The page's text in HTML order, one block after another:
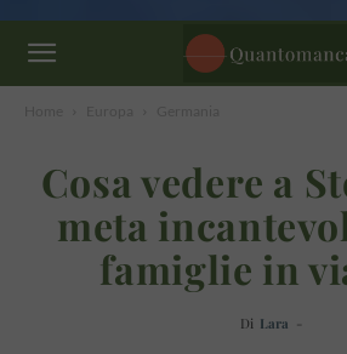
Cosa vedere a
meta
famiglie in
Di Lara -